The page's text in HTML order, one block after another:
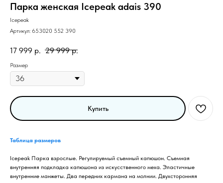
Парка женская Icepeak adais 390
Icepeak
Артикул: 653020 552 390
17 999 р. 29 999 р.
Размер
Купить
Таблица размеров
Icepeak Парка взрослые. Регулируемый съемный капюшон. Съемная
внутренняя подкладка капюшона из искусственного меха. Эластичные
внутренние манжеты. Два передних кармана на молнии. Двухсторонняя